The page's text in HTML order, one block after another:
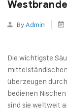
By Admin
Die wichtigste
überzeugen
bedienen
sind sie weltweit